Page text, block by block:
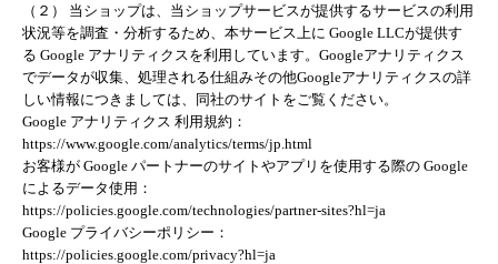
（２） 当ショップは、当ショップサービスが提供するサービスの利用
状況等を調査・分析するため、本サービス上に Google LLCが提供す
る Google アナリティクスを利用しています。Googleアナリティクス
でデータが収集、処理される仕組みその他Googleアナリティクスの詳
しい情報につきましては、同社のサイトをご覧ください。
Google アナリティクス 利用規約：
https://www.google.com/analytics/terms/jp.html
お客様が Google パートナーのサイトやアプリを使用する際の Google
によるデータ使用：
https://policies.google.com/technologies/partner-sites?hl=ja
Google プライバシーポリシー：
https://policies.google.com/privacy?hl=ja